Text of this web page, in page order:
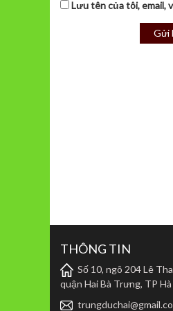
Lưu tên của tôi, email,
THÔNG TIN
Số 10, ngõ 204 Lê
quận Hai Bà Trưng, TP